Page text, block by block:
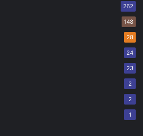
262
148
28
24
23
2
2
1